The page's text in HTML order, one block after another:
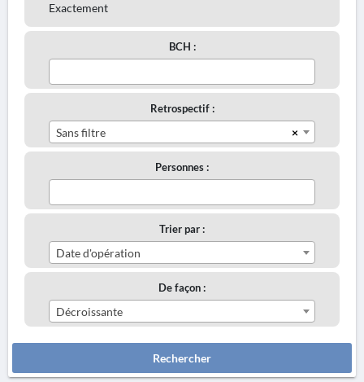
Exactement
BCH :
Retrospectif :
×
Sans filtre
Personnes :
Trier par :
Date d'opération
De façon :
Décroissante
Rechercher